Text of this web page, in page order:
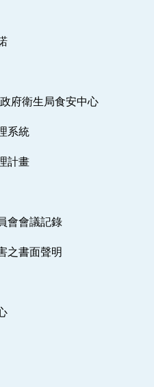
府衛生局食安中心
系統
計畫
會會議記錄
之書面聲明